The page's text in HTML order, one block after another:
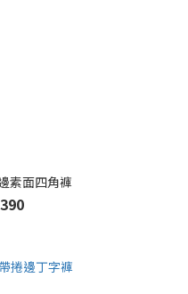
素面四角褲